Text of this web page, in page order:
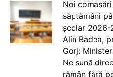
Noi
săptămâni
școlar 2026-
Alin Badea,
Gorj:
Ne sună
rămân fără